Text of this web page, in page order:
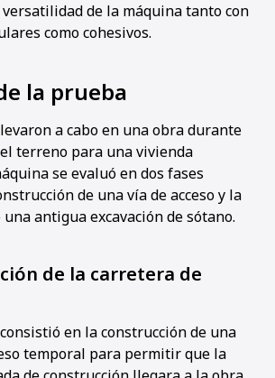
de la máquina tanto con
como cohesivos.
la prueba
a cabo en una obra durante
terreno para una vivienda
se evaluó en dos fases
de una vía de acceso y la
antigua excavación de sótano.
de la carretera de
en la construcción de una
temporal para permitir que la